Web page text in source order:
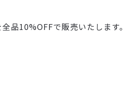
品10%OFFで販売いたします。